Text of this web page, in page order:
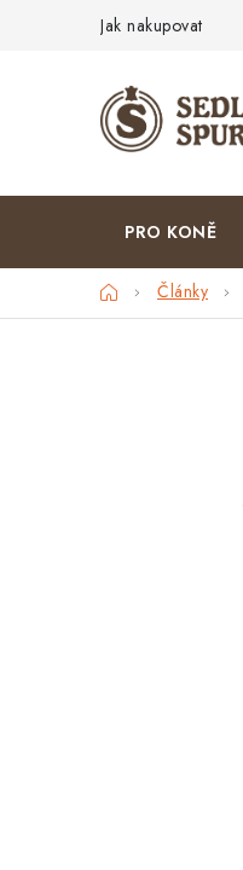
Jak nakupovat
PRO KONĚ
DomůČlánky